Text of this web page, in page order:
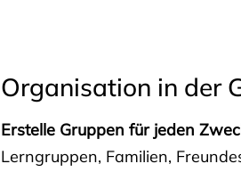
Organisation in der
Erstelle Gruppen für jeden
Lerngruppen, Familien,